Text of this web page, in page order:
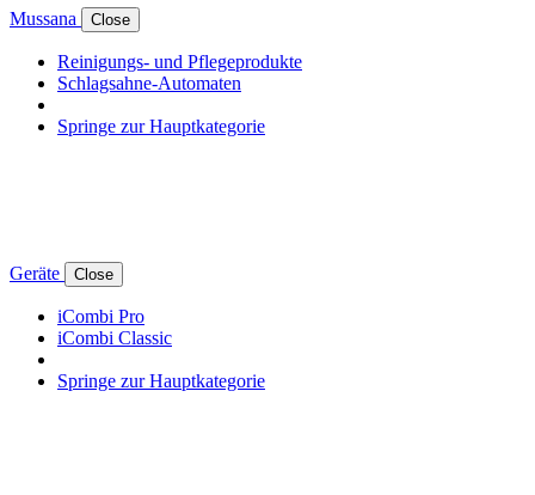
Mussana Close
Reinigungs- und Pflegeprodukte
Schlagsahne-Automaten
Springe zur Hauptkategorie
Geräte Close
iCombi Pro
iCombi Classic
Springe zur Hauptkategorie